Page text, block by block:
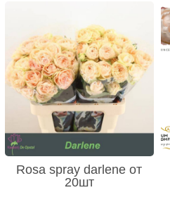
Rosa spray darlene от
20шт